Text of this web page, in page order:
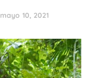
mayo 10, 2021